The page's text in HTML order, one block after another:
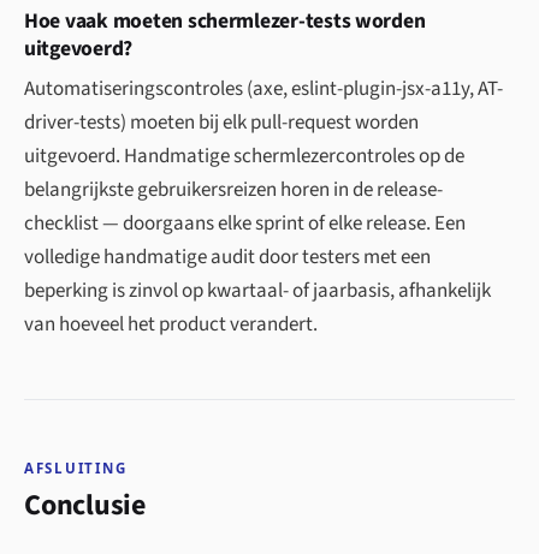
Hoe vaak moeten schermlezer-tests worden
uitgevoerd?
Automatiseringscontroles (axe, eslint-plugin-jsx-a11y, AT-
driver-tests) moeten bij elk pull-request worden
uitgevoerd. Handmatige schermlezercontroles op de
belangrijkste gebruikersreizen horen in de release-
checklist — doorgaans elke sprint of elke release. Een
volledige handmatige audit door testers met een
beperking is zinvol op kwartaal- of jaarbasis, afhankelijk
van hoeveel het product verandert.
AFSLUITING
Conclusie